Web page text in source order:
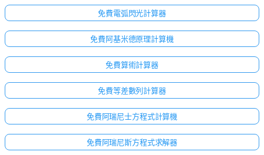
免費電弧閃光計算器
免費阿基米德原理計算機
免費算術計算器
免費等差數列計算器
免費阿瑞尼士方程式計算機
免費阿瑞尼斯方程式求解器